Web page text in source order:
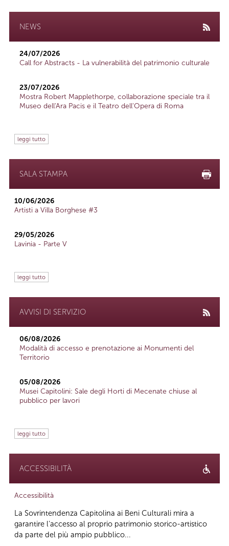
NEWS
24/07/2026
Call for Abstracts - La vulnerabilità del patrimonio culturale
23/07/2026
Mostra Robert Mapplethorpe, collaborazione speciale tra il
Museo dell'Ara Pacis e il Teatro dell'Opera di Roma
leggi tutto
SALA STAMPA
10/06/2026
Artisti a Villa Borghese #3
29/05/2026
Lavinia - Parte V
leggi tutto
AVVISI DI SERVIZIO
06/08/2026
Modalità di accesso e prenotazione ai Monumenti del
Territorio
05/08/2026
Musei Capitolini: Sale degli Horti di Mecenate chiuse al
pubblico per lavori
leggi tutto
ACCESSIBILITÀ
Accessibilità
La Sovrintendenza Capitolina ai Beni Culturali mira a
garantire l’accesso al proprio patrimonio storico-artistico
da parte del più ampio pubblico...